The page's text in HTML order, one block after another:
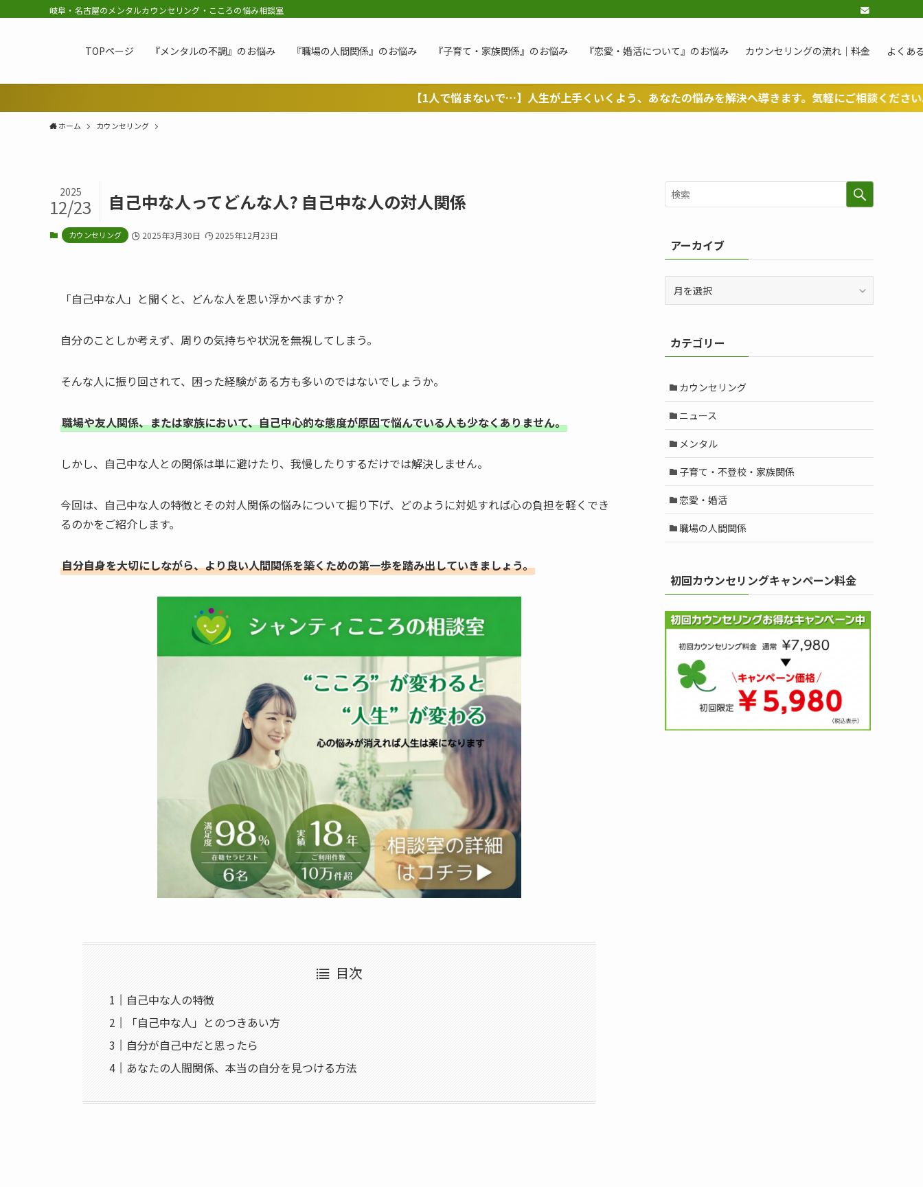
岐阜・名古屋のメンタルカウンセリング・こころの悩み相談室
TOPページ 『メンタルの不調』のお悩み 『職場の人間関係』のお悩み 『子育て・家族関係』のお悩み 『恋愛・婚活について』のお悩み カウンセリングの流れ｜料金 よくあ
【1人で悩まないで…】人生が上手くいくよう、あなたの悩みを解決へ導きます。気軽にご相談ください。
ホーム カウンセリング
自己中な人ってどんな人? 自己中な人の対人関係
2025
12/23
カウンセリング 2025年3月30日 2025年12月23日
「自己中な人」と聞くと、どんな人を思い浮かべますか？
自分のことしか考えず、周りの気持ちや状況を無視してしまう。
そんな人に振り回されて、困った経験がある方も多いのではないでしょうか。
職場や友人関係、または家族において、自己中心的な態度が原因で悩んでいる人も少なくありません。
しかし、自己中な人との関係は単に避けたり、我慢したりするだけでは解決しません。
今回は、自己中な人の特徴とその対人関係の悩みについて掘り下げ、どのように対処すれば心の負担を軽くでき
るのかをご紹介します。
自分自身を大切にしながら、より良い人間関係を築くための第一歩を踏み出していきましょう。
目次
自己中な人の特徴
「自己中な人」とのつきあい方
自分が自己中だと思ったら
あなたの人間関係、本当の自分を見つける方法
アーカイブ
ブカテゴリー
カウンセリング
ニュース
メンタル
子育て・不登校・家族関係
恋愛・婚活
職場の人間関係
初回カウンセリングキャンペーン料金